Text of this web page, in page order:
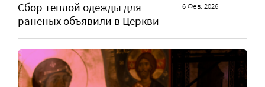
Сбор теплой одежды для
раненых объявили в Церкви
6 Фев. 2026